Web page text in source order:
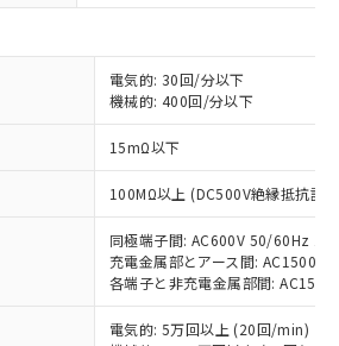
電気的: 30回/分以下
機械的: 400回/分以下
15mΩ以下
100MΩ以上 (DC500V絶縁抵抗計
同極端子間: AC600V 50/60Hz
充電金属部とアース間: AC1500V
各端子と非充電金属部間:
電気的: 5万回以上 (20回/min)
お読みいただき、同意のうえ
EU RoHS指令（10物質）の
た製品が提供可能な商品で
RoHS指令（10物質）の非含
製品に切り替える予定のある
：EU RoHS指令（10物質）の
応の商品で、対応品を出す予